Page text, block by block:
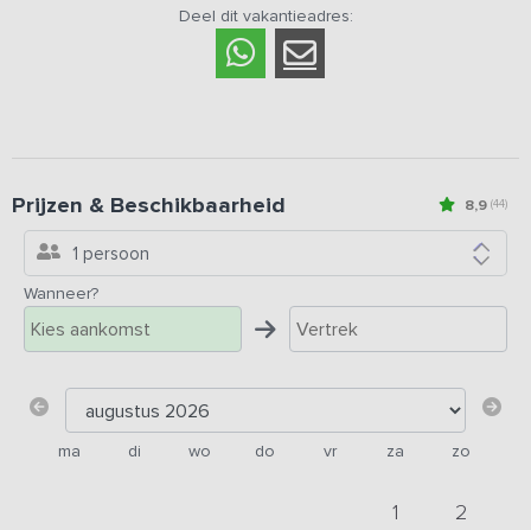
Deel dit vakantieadres:
8,9 (44)
Prijzen & Beschikbaarheid
1 persoon
Wanneer?
ma di wo do vr za zo
1 2